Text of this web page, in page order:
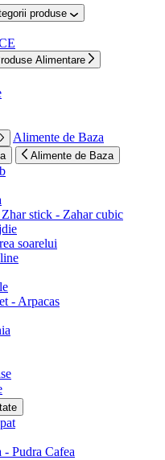
produse
Alimentare
Alimente de Baza
Alimente de Baza
stick - Zahar cubic
soarelui
- Arpacas
- Pudra Cafea